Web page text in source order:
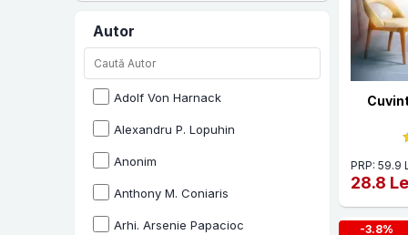
Litera
METEOR PRESS
Autor
Adolf Von Harnack
Alexandru P. Lopuhin
Anonim
Anthony M. Coniaris
Arhi. Arsenie Papacioc
PRP: 59.9
28.8
-3.8%